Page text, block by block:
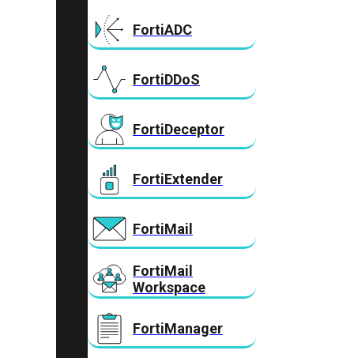
FortiADC
FortiDDoS
FortiDeceptor
FortiExtender
FortiMail
FortiMail
Workspace
FortiManager